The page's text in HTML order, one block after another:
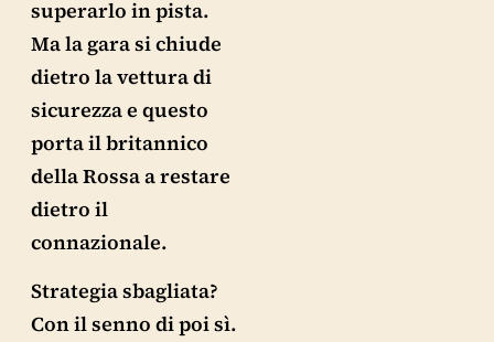
superarlo in pista.
Ma la gara si chiude
dietro la vettura di
sicurezza e questo
porta il britannico
della Rossa a restare
dietro il
connazionale.
Strategia sbagliata?
Con il senno di poi sì.